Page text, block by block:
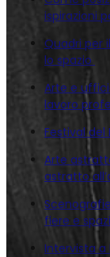
ispirazioni
Quadri per
lo spazio
Arte e
lavoro
Festival
Arte
astratto
fiere e
Intervista a